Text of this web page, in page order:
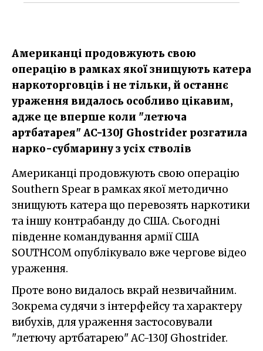
Американці продовжують свою
операцію в рамках якої знищують катера
наркоторговців і не тільки, й останнє
ураження видалось особливо цікавим,
адже це вперше коли "летюча
артбатарея" AC-130J Ghostrider розгатила
нарко-субмарину з усіх стволів
Американці продовжують свою операцію
Southern Spear в рамках якої методично
знищують катера що перевозять наркотики
та іншу контрабанду до США. Сьогодні
південне командування армії США
SOUTHCOM опублікувало вже чергове відео
ураження.
Проте воно видалось вкрай незвичайним.
Зокрема судячи з інтерфейсу та характеру
вибухів, для ураження застосовували
"летючу артбатарею" AC-130J Ghostrider.